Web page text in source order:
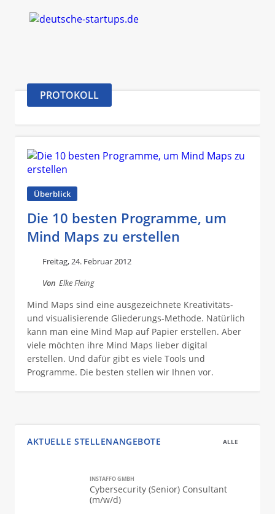
PROTOKOLL
Überblick
Die 10 besten Programme, um
Mind Maps zu erstellen
Freitag, 24. Februar 2012
Von Elke Fleing
Mind Maps sind eine ausgezeichnete Kreativitäts-
und visualisierende Gliederungs-Methode. Natürlich
kann man eine Mind Map auf Papier erstellen. Aber
viele möchten ihre Mind Maps lieber digital
erstellen. Und dafür gibt es viele Tools und
Programme. Die besten stellen wir Ihnen vor.
AKTUELLE STELLENANGEBOTE ALLE
INSTAFFO GMBH
Cybersecurity (Senior) Consultant
(m/w/d)